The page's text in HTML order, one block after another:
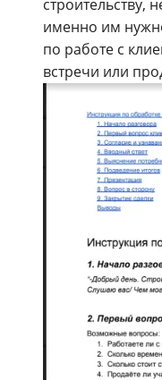
строительству,
именно им
по работе с
встречи или